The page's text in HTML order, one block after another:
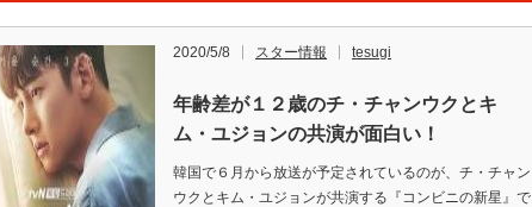
2020/5/8 スター情報 tesugi
年齢差が１２歳のチ・チャンウクとキ
ム・ユジョンの共演が面白い！
韓国で６月から放送が予定されているのが、チ・チャン
ウクとキム・ユジョンが共演する『コンビニの新星』で